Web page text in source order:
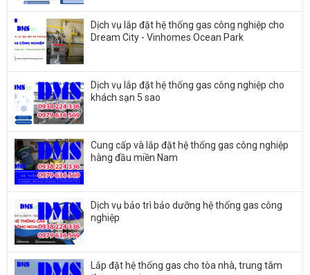
Dịch vụ lắp đặt hệ thống gas công nghiệp cho
Dream City - Vinhomes Ocean Park
Dịch vụ lắp đặt hệ thống gas công nghiệp cho
khách sạn 5 sao
Cung cấp và lắp đặt hệ thống gas công nghiệp
hàng đầu miền Nam
Dịch vụ bảo trì bảo dưỡng hệ thống gas công
nghiệp
Lắp đặt hệ thống gas cho tòa nhà, trung tâm